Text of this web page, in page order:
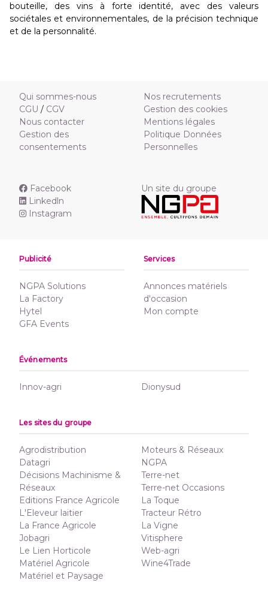
bouteille, des vins à forte identité, avec des valeurs
sociétales et environnementales, de la précision technique
et de la personnalité.
Qui sommes-nous
CGU / CGV
Nous contacter
Gestion des
consentements
Nos recrutements
Gestion des cookies
Mentions légales
Politique Données
Personnelles
Facebook
Linkedln
Instagram
Un site du groupe
Publicité
NGPA Solutions
La Factory
Hytel
GFA Events
Services
Annonces matériels
d'occasion
Mon compte
Événements
Innov-agri Dionysud
Les sites du groupe
Agrodistribution
Datagri
Décisions Machinisme &
Réseaux
Editions France Agricole
L'Eleveur laitier
La France Agricole
Jobagri
Le Lien Horticole
Matériel Agricole
Matériel et Paysage
Moteurs & Réseaux
NGPA
Terre-net
Terre-net Occasions
La Toque
Tracteur Rétro
La Vigne
Vitisphere
Web-agri
Wine4Trade